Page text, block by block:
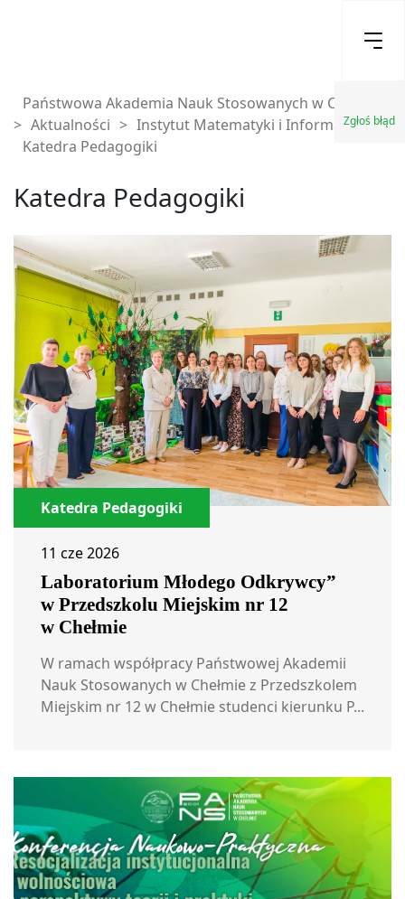
Zgłoś błąd
Państwowa Akademia Nauk Stosowanych w Chełmie
> Aktualności > Instytut Matematyki i Informatyki >
Katedra Pedagogiki
Katedra Pedagogiki
Katedra Pedagogiki
11 cze 2026
Laboratorium Młodego Odkrywcy”
w Przedszkolu Miejskim nr 12
w Chełmie
W ramach współpracy Państwowej Akademii
Nauk Stosowanych w Chełmie z Przedszkolem
Miejskim nr 12 w Chełmie studenci kierunku P...